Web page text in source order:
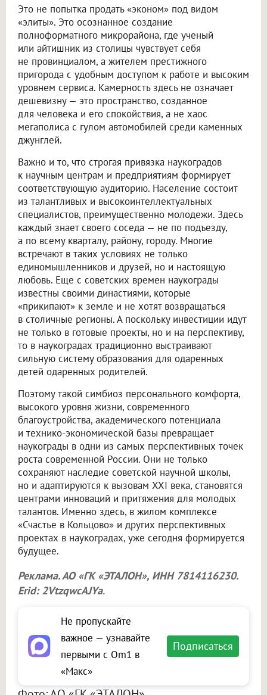
Это не попытка продать «эконом» под видом
«элиты». Это осознанное создание
полноформатного микрорайона, где ученый
или айтишник из столицы чувствует себя
не провинциалом, а жителем престижного
пригорода с удобным доступом к работе и высоким
уровнем сервиса. Камерность здесь не означает
дешевизну — это пространство, созданное
для человека и его спокойствия, а не хаос
мегаполиса с гулом автомобилей среди каменных
джунглей.
Важно и то, что строгая привязка наукоградов
к научным центрам и предприятиям формирует
соответствующую аудиторию. Население состоит
из талантливых и высокоинтеллектуальных
специалистов, преимущественно молодежи. Здесь
каждый знает своего соседа — не по подъезду,
а по всему кварталу, району, городу. Многие
встречают в таких условиях не только
единомышленников и друзей, но и настоящую
любовь. Еще с советских времен наукограды
известны своими династиями, которые
«прикипают» к земле и не хотят возвращаться
в столичные регионы. А поскольку инвестиции идут
не только в готовые проекты, но и на перспективу,
то в наукоградах традиционно выстраивают
сильную систему образования для одаренных
детей одаренных родителей.
Поэтому такой симбиоз персонального комфорта,
высокого уровня жизни, современного
благоустройства, академического потенциала
и технико-экономической базы превращает
наукограды в одни из самых перспективных точек
роста современной России. Они не только
сохраняют наследие советской научной школы,
но и адаптируются к вызовам XXI века, становятся
центрами инноваций и притяжения для молодых
талантов. Именно здесь, в жилом комплексе
«Счастье в Кольцово» и других перспективных
проектах в наукоградах, уже сегодня формируется
будущее.
Реклама. АО «ГК «ЭТАЛОН», ИНН 7814116230.
Erid: 2VtzqwcAJYa.
Не пропускайте
важное — узнавайте
первыми с Om1 в
«Макс»
Подписаться